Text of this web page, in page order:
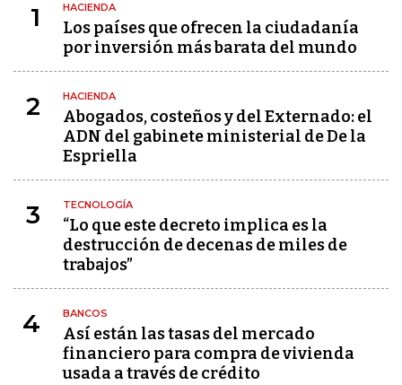
1 HACIENDA
Los países que ofrecen la ciudadanía
por inversión más barata del mundo
2 HACIENDA
Abogados, costeños y del Externado: el
ADN del gabinete ministerial de De la
Espriella
3 TECNOLOGÍA
“Lo que este decreto implica es la
destrucción de decenas de miles de
trabajos”
4 BANCOS
Así están las tasas del mercado
financiero para compra de vivienda
usada a través de crédito